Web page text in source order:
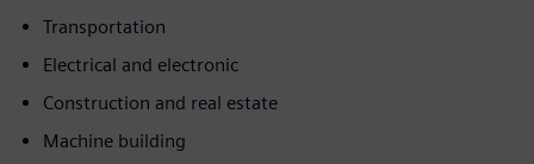
Transportation
Electrical and electronic
Construction and real estate
Machine building